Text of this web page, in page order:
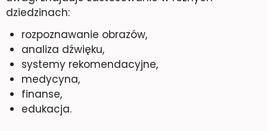
dziedzinach:
rozpoznawanie obrazów,
analiza dźwięku,
systemy rekomendacyjne,
medycyna,
finanse,
edukacja.